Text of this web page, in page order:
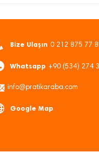
Bize Ulaşın 0 212 875 77
Whatsapp +90 (534) 274
info@pratikaraba.com
Google Map